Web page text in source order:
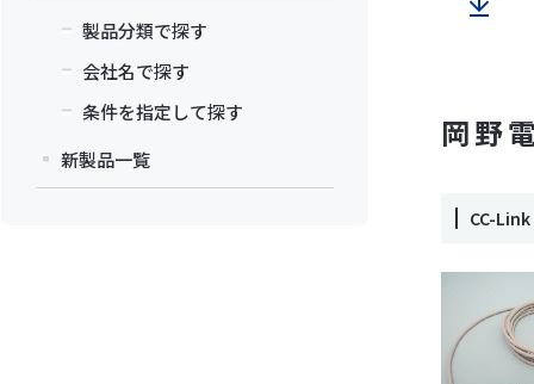
製品分類で探す
会社名で探す
条件を指定して探す
新製品一覧
岡野
CC-